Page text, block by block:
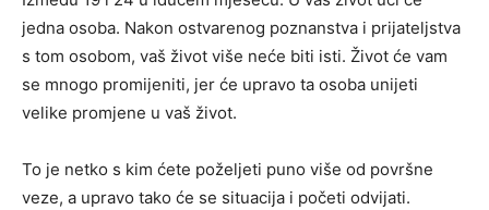
jedna osoba. Nakon ostvarenog poznanstva i prijateljstva
s tom osobom, vaš život više neće biti isti. Život će vam
se mnogo promijeniti, jer će upravo ta osoba unijeti
velike promjene u vaš život.
To je netko s kim ćete poželjeti puno više od površne
veze, a upravo tako će se situacija i početi odvijati.